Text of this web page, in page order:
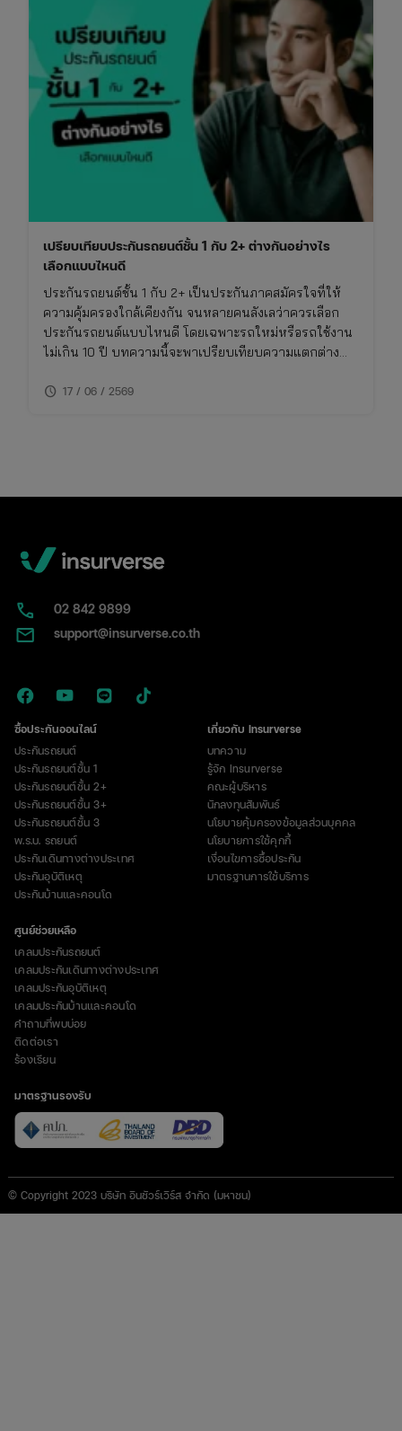
เปรียบเทียบประกันรถยนต์ชั้น 1 กับ 2+ ต่างกันอย่างไร
เลือกแบบไหนดี
ประกันรถยนต์ชั้น 1 กับ 2+ เป็นประกันภาคสมัครใจที่ให้
ความคุ้มครองใกล้เคียงกัน จนหลายคนลังเลว่าควรเลือก
ประกันรถยนต์แบบไหนดี โดยเฉพาะรถใหม่หรือรถใช้งาน
ไม่เกิน 10 ปี บทความนี้จะพาเปรียบเทียบความแตกต่าง
เทียบ ทั้งเรื่องความคุ้มครอง ค่าเบี้ย และความเหมาะสมใน
schedule 17 / 06 / 2569
02​ 842 9899
support@insurverse.co.th
ซื้อประกันออนไลน์
ประกันรถยนต์
ประกันรถยนต์ชั้น 1
ประกันรถยนต์ชั้น 2+
ประกันรถยนต์ชั้น 3+
ประกันรถยนต์ชั้น 3
พ.ร.บ. รถยนต์
ประกันเดินทางต่างประเทศ
ประกันอุบัติเหตุ
ประกันบ้านและคอนโด
เกี่ยวกับ Insurverse
บทความ
รู้จัก Insurverse
คณะผู้บริหาร
นักลงทุนสัมพันธ์
นโยบายคุ้มครองข้อมูลส่วนบุคคล
นโยบายการใช้คุกกี้
เงื่อนไขการซื้อประกัน
มาตรฐานการใช้บริการ
ศูนย์ช่วยเหลือ
เคลมประกันรถยนต์
เคลมประกันเดินทางต่างประเทศ
เคลมประกันอุบัติเหตุ
เคลมประกันบ้านและคอนโด
คำถามที่พบบ่อย
ติดต่อเรา
ร้องเรียน
มาตรฐานรองรับ
© Copyright 2023 บริษัท อินชัวร์เวิร์ส จำกัด (มหาชน)